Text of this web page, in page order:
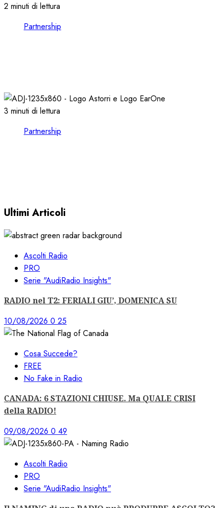
2 minuti di lettura
Partnership
3 minuti di lettura
Partnership
Ultimi Articoli
Ascolti Radio
PRO
Serie "AudiRadio Insights"
RADIO nel T2: FERIALI GIU’, DOMENICA SU
10/08/2026 0 25
Cosa Succede?
FREE
No Fake in Radio
CANADA: 6 STAZIONI CHIUSE. Ma QUALE CRISI
della RADIO!
09/08/2026 0 49
Ascolti Radio
PRO
Serie "AudiRadio Insights"